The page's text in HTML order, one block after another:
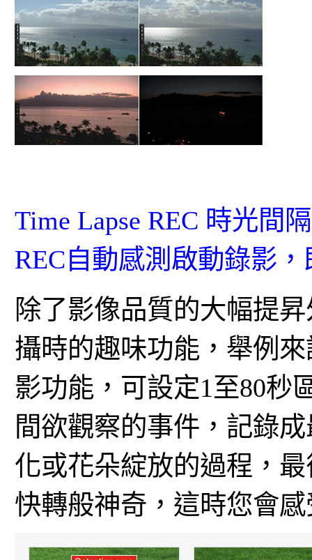
Time Lapse REC 時光間
REC自動感測啟動錄影
除了影像品質的大幅提
攝時的趣味功能，舉例來
影功能，可設定1至80秒
間欲觀察的事件，記錄
化或花朵綻放的過程，
快轉般神奇，這時您會